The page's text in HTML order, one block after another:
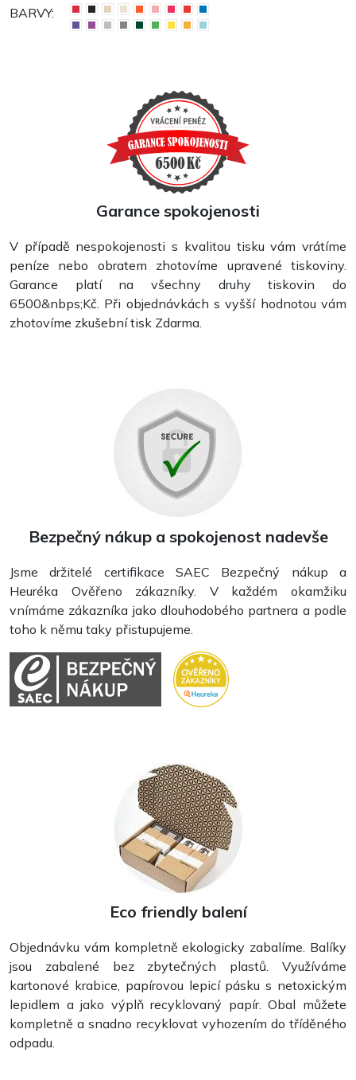
BARVY:
Garance spokojenosti
V případě nespokojenosti s kvalitou tisku vám vrátíme
peníze nebo obratem zhotovíme upravené tiskoviny.
Garance platí na všechny druhy tiskovin do
6500&nbps;Kč. Při objednávkách s vyšší hodnotou vám
zhotovíme zkušební tisk Zdarma.
Bezpečný nákup a spokojenost nadevše
Jsme držitelé certifikace SAEC Bezpečný nákup a
Heuréka Ověřeno zákazníky. V každém okamžiku
vnímáme zákazníka jako dlouhodobého partnera a podle
toho k němu taky přistupujeme.
Eco friendly balení
Objednávku vám kompletně ekologicky zabalíme. Balíky
jsou zabalené bez zbytečných plastů. Využíváme
kartonové krabice, papírovou lepicí pásku s netoxickým
lepidlem a jako výplň recyklovaný papír. Obal můžete
kompletně a snadno recyklovat vyhozením do tříděného
odpadu.